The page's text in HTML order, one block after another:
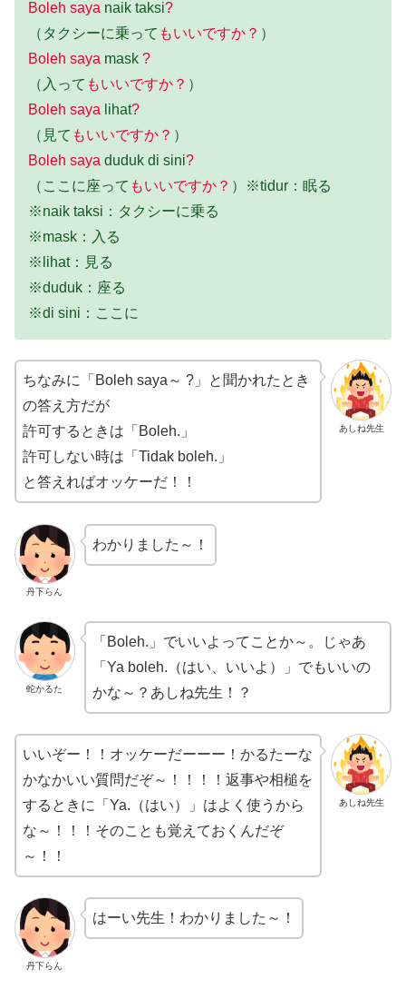
Boleh saya naik taksi?
（タクシーに乗って もいいですか？ ）
Boleh saya mask ?
（入って もいいですか？ ）
Boleh saya lihat?
（見て もいいですか？ ）
Boleh saya duduk di sini?
（ここに座って もいいですか？ ）※tidur：眠る
※naik taksi：タクシーに乗る
※mask：入る
※lihat：見る
※duduk：座る
※di sini：ここに
あしね先生
ちなみに「Boleh saya～ ?」と聞かれたとき
の答え方だが
許可するときは「Boleh.」
許可しない時は「Tidak boleh.」
と答えればオッケーだ！！
丹下らん
わかりました～！
蛇かるた
「Boleh.」でいいよってことか～。じゃあ
「Ya boleh.（はい、いいよ）」でもいいの
かな～？あしね先生！？
あしね先生
いいぞー！！オッケーだーーー！かるたーな
かなかいい質問だぞ～！！！！返事や相槌を
するときに「Ya.（はい）」はよく使うから
な～！！！そのことも覚えておくんだぞ
～！！
丹下らん
はーい先生！わかりました～！